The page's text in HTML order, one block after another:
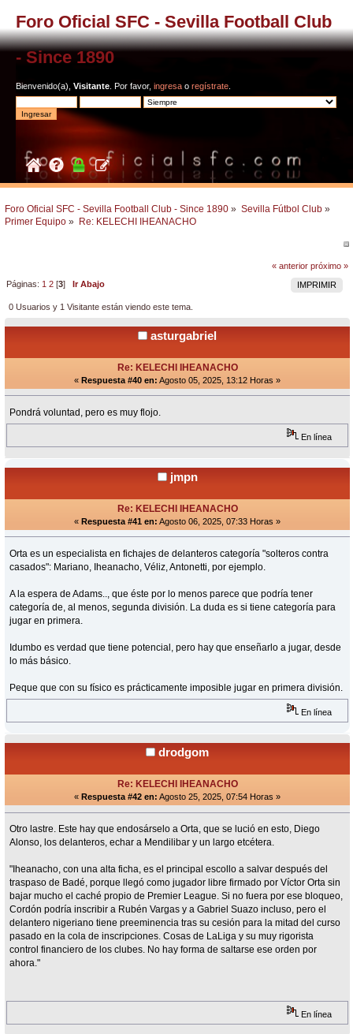
Foro Oficial SFC - Sevilla Football Club
- Since 1890
Bienvenido(a), Visitante . Por favor, ingresa o regístrate
Foro Oficial SFC - Sevilla Football Club - Since 1890 » Sevilla Fútbol Club »
Primer Equipo » Re: KELECHI IHEANACHO
« anterior próximo »
IMPRIMIR
Páginas: 1 2 [3]Ir Abajo
0 Usuarios y 1 Visitante están viendo este tema.
asturgabriel
Re: KELECHI IHEANACHO
« Respuesta #40 en: Agosto 05, 2025, 13:12 Horas »
Pondrá voluntad, pero es muy flojo.
En línea
jmpn
Re: KELECHI IHEANACHO
« Respuesta #41 en: Agosto 06, 2025, 07:33 Horas »
Orta es un especialista en fichajes de delanteros categoría "solteros contra
casados": Mariano, Iheanacho, Véliz, Antonetti, por ejemplo.
A la espera de Adams.., que éste por lo menos parece que podría tener
categoría de, al menos, segunda división. La duda es si tiene categoría para
jugar en primera.
Idumbo es verdad que tiene potencial, pero hay que enseñarlo a jugar, desde
lo más básico.
Peque que con su físico es prácticamente imposible jugar en primera división.
En línea
drodgom
Re: KELECHI IHEANACHO
« Respuesta #42 en: Agosto 25, 2025, 07:54 Horas »
Otro lastre. Este hay que endosárselo a Orta, que se lució en esto, Diego
Alonso, los delanteros, echar a Mendilibar y un largo etcétera.
"Iheanacho, con una alta ficha, es el principal escollo a salvar después del
traspaso de Badé, porque llegó como jugador libre firmado por Víctor Orta sin
bajar mucho el caché propio de Premier League. Si no fuera por ese bloqueo,
Cordón podría inscribir a Rubén Vargas y a Gabriel Suazo incluso, pero el
delantero nigeriano tiene preeminencia tras su cesión para la mitad del curso
pasado en la cola de inscripciones. Cosas de LaLiga y su muy rigorista
control financiero de los clubes. No hay forma de saltarse ese orden por
ahora."
En línea